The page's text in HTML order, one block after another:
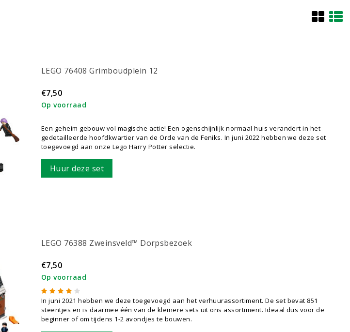
LEGO 76408 Grimboudplein 12
€7,50
Op voorraad
Een geheim gebouw vol magische actie! Een ogenschijnlijk normaal huis verandert in het
gedetailleerde hoofdkwartier van de Orde van de Feniks. In juni 2022 hebben we deze set
toegevoegd aan onze Lego Harry Potter selectie.
Huur deze set
LEGO 76388 Zweinsveld™ Dorpsbezoek
€7,50
Op voorraad
In juni 2021 hebben we deze toegevoegd aan het verhuurassortiment. De set bevat 851
steentjes en is daarmee één van de kleinere sets uit ons assortiment. Ideaal dus voor de
beginner of om tijdens 1-2 avondjes te bouwen.